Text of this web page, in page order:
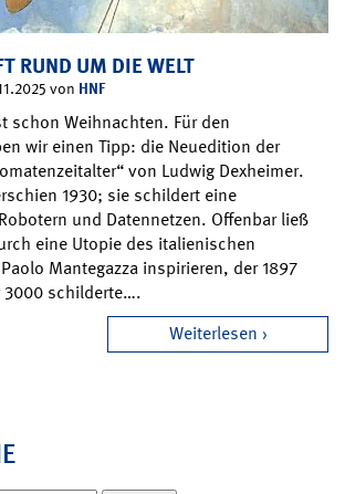
RUND UM DIE WELT
von HNF
schon Weihnachten. Für den
wir einen Tipp: die Neuedition der
von Ludwig Dexheimer.
1930; sie schildert eine
und Datennetzen. Offenbar ließ
eine Utopie des italienischen
Mantegazza inspirieren, der 1897
3000 schilderte….
Weiterlesen